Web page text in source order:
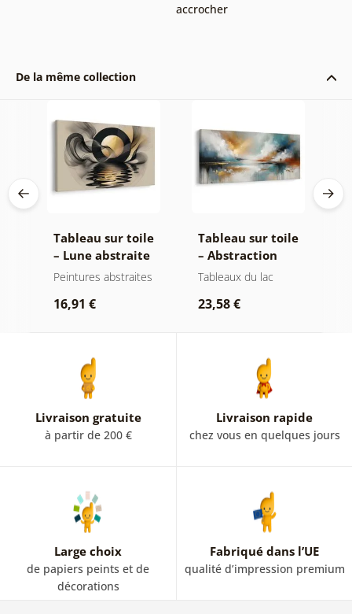
accrocher
De la même collection
Tableau sur toile
– Lune abstraite
sur l’eau
Peintures abstraites
16,91 €
Tableau sur toile
– Abstraction
moderne avec
Tableaux du lac
23,58 €
Livraison gratuite
à partir de 200 €
Livraison rapide
chez vous en quelques jours
Large choix
de papiers peints et de
décorations
Fabriqué dans l’UE
qualité d’impression premium